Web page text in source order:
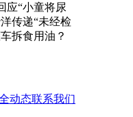
应“小童将尿
传递“未经检
拆食用油？
动态联系我们